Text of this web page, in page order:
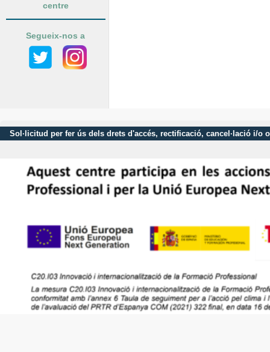
centre
Segueix-nos a
Sol·licitud per fer ús dels drets d'accés, rectificació, cancel·lació i/